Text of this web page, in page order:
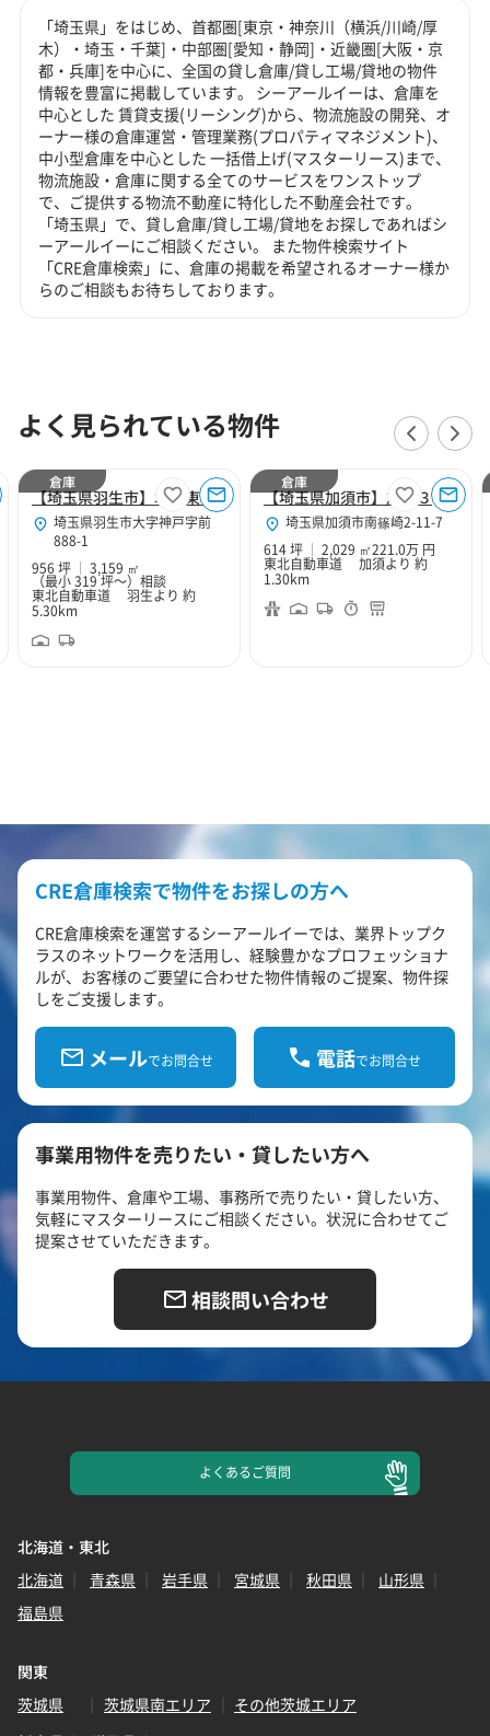
「埼玉県」をはじめ、首都圏[東京・神奈川（横浜/川崎/厚
木）・埼玉・千葉]・中部圏[愛知・静岡]・近畿圏[大阪・京
都・兵庫]を中心に、全国の貸し倉庫/貸し工場/貸地の物件
情報を豊富に掲載しています。 シーアールイーは、倉庫を
中心とした 賃貸支援(リーシング)から、物流施設の開発、オ
ーナー様の倉庫運営・管理業務(プロパティマネジメント)、
中小型倉庫を中心とした 一括借上げ(マスターリース)まで、
物流施設・倉庫に関する全てのサービスをワンストップ
で、ご提供する物流不動産に特化した不動産会社です。
「埼玉県」で、貸し倉庫/貸し工場/貸地をお探しであればシ
ーアールイーにご相談ください。 また物件検索サイト
「CRE倉庫検索」に、倉庫の掲載を希望されるオーナー様か
らのご相談もお待ちしております。
よく見られている物件
【埼玉県羽生市】北関東Hubセンター
埼玉県羽生市大字神戸字前
888-1
956 坪
3,159 ㎡
（最小 319 坪～） 相談
東北自動車道 羽生より 約
5.30km
倉庫
【埼玉県加須市】加須３
埼玉県加須市南篠崎2-11-7
614 坪
2,029 ㎡221.0万 円
東北自動車道 加須より 約
1.30km
倉庫
CRE倉庫検索で物件をお探しの方へ
CRE倉庫検索を運営するシーアールイーでは、業界トップク
ラスのネットワークを活用し、経験豊かなプロフェッショナ
ルが、お客様のご要望に合わせた物件情報のご提案、物件探
しをご支援します。
メールでお問合せ 電話でお問合せ
事業用物件を売りたい・貸したい方へ
事業用物件、倉庫や工場、事務所で売りたい・貸したい方、
気軽にマスターリースにご相談ください。状況に合わせてご
提案させていただきます。
相談問い合わせ
よくあるご質問
北海道・東北
北海道
青森県 岩手県 宮城県 秋田県
山形県
福島県
関東
茨城県
茨城県南エリア
その他茨城エリア